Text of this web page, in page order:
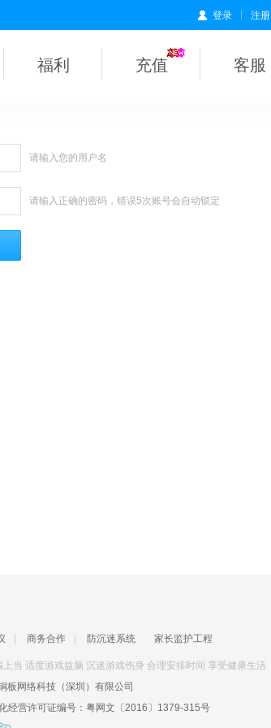
登录 注册
福利 充值 客服
请输入您的用户名
请输入正确的密码，错误5次账号会自动锁定
商务合作 防沉迷系统 家长监护工程
当 适度游戏益脑 沉迷游戏伤身 合理安排时间 享受健康生活
板网络科技（深圳）有限公司
经营许可证编号： 粤网文〔2016〕1379-315号